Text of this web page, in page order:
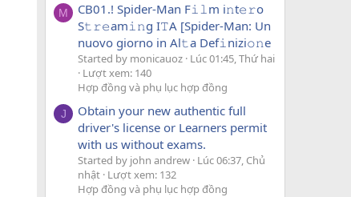
M
CB01.! Spider-Man F𝚒𝚕m i𝚗t𝚎𝚛o
S𝚝𝚛𝚎am𝚒𝚗g I𝚃A [Spider-Man: Un
nuovo giorno in Al𝚝a Def𝚒nizi𝚘𝚗e
Started by monicauoz Lúc 01:45, Thứ hai
Lượt xem: 140
Hợp đồng và phụ lục hợp đồng
J
Obtain your new authentic full
driver's license or Learners permit
with us without exams.
Started by john andrew Lúc 06:37, Chủ
nhật Lượt xem: 132
Hợp đồng và phụ lục hợp đồng